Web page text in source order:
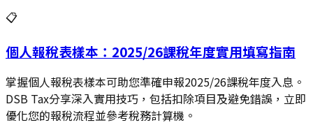
📋
個人報稅表樣本：2025/26課稅年度實用填寫指南
掌握個人報稅表樣本可助您準確申報2025/26課稅年度入息。
DSB Tax分享深入實用技巧，包括扣除項目及避免錯誤，立即
優化您的報稅流程並參考稅務計算機。